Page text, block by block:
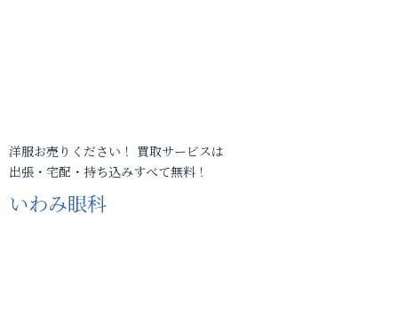
洋服お売りください！ 買取サービスは
出張・宅配・持ち込みすべて無料！
いわみ眼科